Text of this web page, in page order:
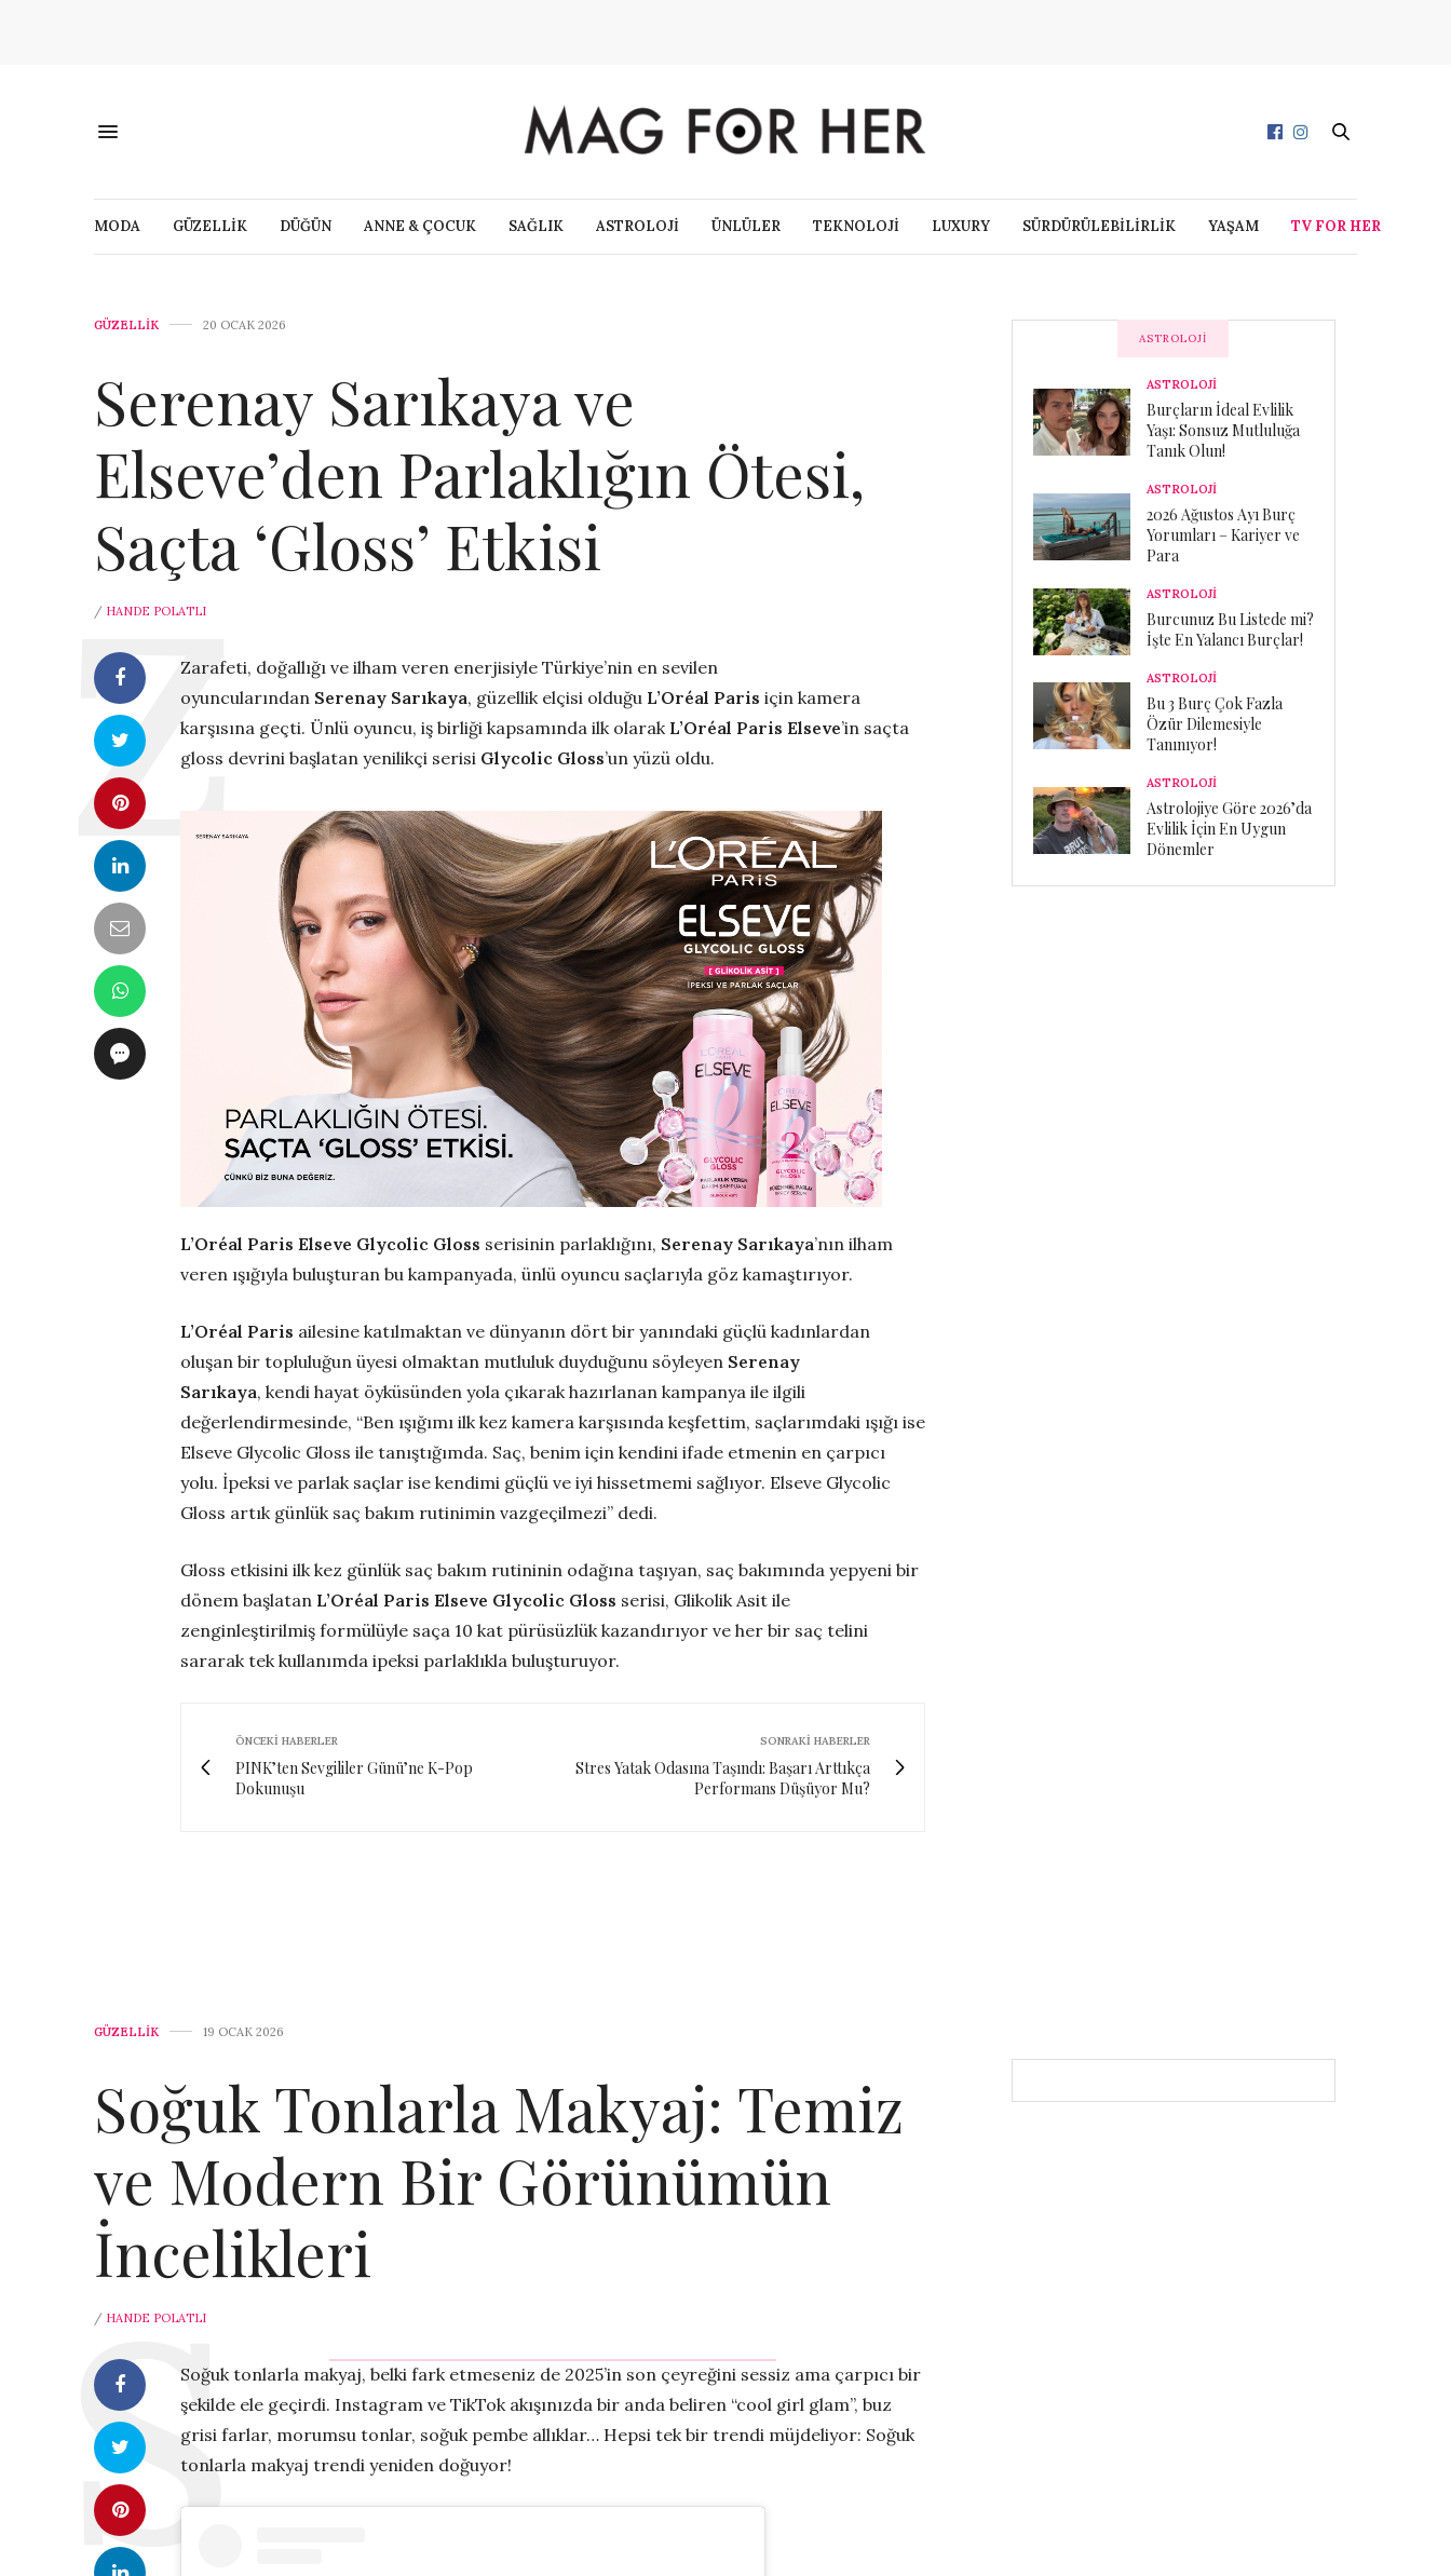
MODA GÜZELLİK DÜĞÜN ANNE & ÇOCUK SAĞLIK ASTROLOJİ ÜNLÜLER TEKNOLOJİ LUXURY SÜRDÜRÜLEBİLİRLİK YAŞAM TV FOR HER
GÜZELLİK 20 OCAK 2026
Serenay Sarıkaya ve
Elseve’den Parlaklığın Ötesi,
Saçta ‘Gloss’ Etkisi
/ HANDE POLATLI
Zarafeti, doğallığı ve ilham veren enerjisiyle Türkiye’nin en sevilen
oyuncularından Serenay Sarıkaya, güzellik elçisi olduğu L’Oréal Paris için kamera
karşısına geçti. Ünlü oyuncu, iş birliği kapsamında ilk olarak L’Oréal Paris Elseve’in saçta
gloss devrini başlatan yenilikçi serisi Glycolic Gloss’un yüzü oldu.
L’Oréal Paris Elseve Glycolic Gloss serisinin parlaklığını, Serenay Sarıkaya’nın ilham
veren ışığıyla buluşturan bu kampanyada, ünlü oyuncu saçlarıyla göz kamaştırıyor.
L’Oréal Paris ailesine katılmaktan ve dünyanın dört bir yanındaki güçlü kadınlardan
oluşan bir topluluğun üyesi olmaktan mutluluk duyduğunu söyleyen Serenay
Sarıkaya, kendi hayat öyküsünden yola çıkarak hazırlanan kampanya ile ilgili
değerlendirmesinde, “Ben ışığımı ilk kez kamera karşısında keşfettim, saçlarımdaki ışığı ise
Elseve Glycolic Gloss ile tanıştığımda. Saç, benim için kendini ifade etmenin en çarpıcı
yolu. İpeksi ve parlak saçlar ise kendimi güçlü ve iyi hissetmemi sağlıyor. Elseve Glycolic
Gloss artık günlük saç bakım rutinimin vazgeçilmezi” dedi.
Gloss etkisini ilk kez günlük saç bakım rutininin odağına taşıyan, saç bakımında yepyeni bir
dönem başlatan L’Oréal Paris Elseve Glycolic Gloss serisi, Glikolik Asit ile
zenginleştirilmiş formülüyle saça 10 kat pürüsüzlük kazandırıyor ve her bir saç telini
sararak tek kullanımda ipeksi parlaklıkla buluşturuyor.
ÖNCEKI HABERLER
PINK’ten Sevgililer Günü’ne K-Pop
Dokunuşu
SONRAKI HABERLER
Stres Yatak Odasına Taşındı: Başarı Arttıkça
Performans Düşüyor Mu?
ASTROLOJI
ASTROLOJİ
Burçların İdeal Evlilik
Yaşı: Sonsuz Mutluluğa
Tanık Olun!
ASTROLOJİ
2026 Ağustos Ayı Burç
Yorumları – Kariyer ve
Para
ASTROLOJİ
Burcunuz Bu Listede mi?
İşte En Yalancı Burçlar!
ASTROLOJİ
Bu 3 Burç Çok Fazla
Özür Dilemesiyle
Tanınıyor!
ASTROLOJİ
Astrolojiye Göre 2026’da
Evlilik İçin En Uygun
Dönemler
GÜZELLİK 19 OCAK 2026
Soğuk Tonlarla Makyaj: Temiz
ve Modern Bir Görünümün
İncelikleri
/ HANDE POLATLI
Soğuk tonlarla makyaj, belki fark etmeseniz de 2025’in son çeyreğini sessiz ama çarpıcı bir
şekilde ele geçirdi. Instagram ve TikTok akışınızda bir anda beliren “cool girl glam”, buz
grisi farlar, morumsu tonlar, soğuk pembe allıklar… Hepsi tek bir trendi müjdeliyor: Soğuk
tonlarla makyaj trendi yeniden doğuyor!